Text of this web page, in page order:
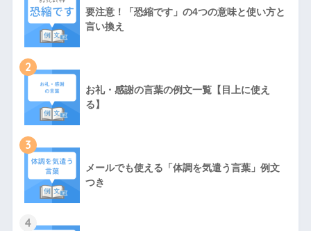
要注意！「恐縮です」の4つの意味と使い方と
言い換え
2
お礼・感謝の言葉の例文一覧【目上に使え
る】
3
メールでも使える「体調を気遣う言葉」例文
つき
4